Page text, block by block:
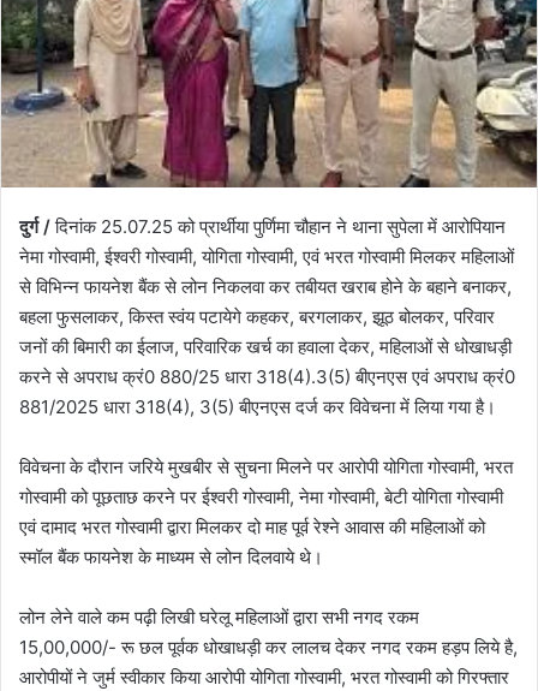
दुर्ग /दिनांक 25.07.25 को प्रार्थीया पुर्णिमा चौहान ने थाना सुपेला में आरोपियान
नेमा गोस्वामी, ईश्वरी गोस्वामी, योगिता गोस्वामी, एवं भरत गोस्वामी मिलकर महिलाओं
से विभिन्न फायनेश बैंक से लोन निकलवा कर तबीयत खराब होने के बहाने बनाकर,
बहला फुसलाकर, किस्त स्वंय पटायेगे कहकर, बरगलाकर, झूठ बोलकर, परिवार
जनों की बिमारी का ईलाज, परिवारिक खर्च का हवाला देकर, महिलाओं से धोखाधड़ी
करने से अपराध क्रं0 880/25 धारा 318(4).3(5) बीएनएस एवं अपराध क्रं0
881/2025 धारा 318(4), 3(5) बीएनएस दर्ज कर विवेचना में लिया गया है।
विवेचना के दौरान जरिये मुखबीर से सुचना मिलने पर आरोपी योगिता गोस्वामी, भरत
गोस्वामी को पूछताछ करने पर ईश्वरी गोस्वामी, नेमा गोस्वामी, बेटी योगिता गोस्वामी
एवं दामाद भरत गोस्वामी द्वारा मिलकर दो माह पूर्व रेश्ने आवास की महिलाओं को
स्मॉल बैंक फायनेश के माध्यम से लोन दिलवाये थे।
लोन लेने वाले कम पढ़ी लिखी घरेलू महिलाओं द्वारा सभी नगद रकम
15,00,000/- रू छल पूर्वक धोखाधड़ी कर लालच देकर नगद रकम हड़प लिये है,
आरोपीयों ने जुर्म स्वीकार किया आरोपी योगिता गोस्वामी, भरत गोस्वामी को गिरफ्तार